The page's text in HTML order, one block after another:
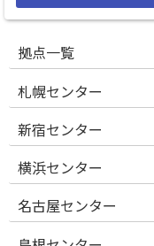
拠点一覧
札幌センター
新宿センター
横浜センター
名古屋センター